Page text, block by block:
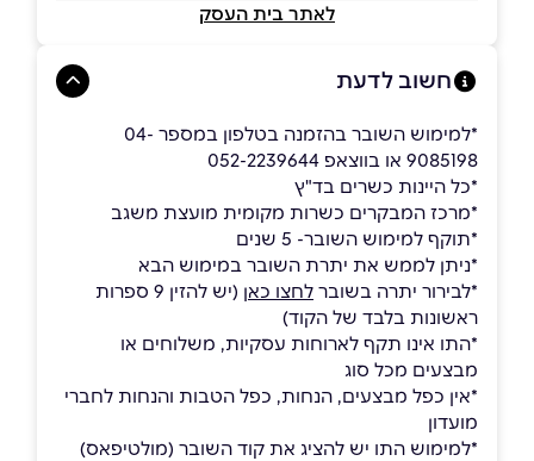
לאתר בית העסק
חשוב לדעת
*למימוש השובר בהזמנה בטלפון במספר 04-
9085198 או בווצאפ 052-2239644
*כל היינות כשרים בד"ץ
*מרכז המבקרים כשרות מקומית מועצת משגב
*תוקף למימוש השובר- 5 שנים
*ניתן לממש את יתרת השובר במימוש הבא
*לבירור יתרה בשובר לחצו כאן
(יש להזין 9 ספרות
ראשונות בלבד של הקוד)
*התו אינו תקף לארוחות עסקיות, משלוחים או
מבצעים מכל סוג
*אין כפל מבצעים, הנחות, כפל הטבות והנחות לחברי
מועדון
*למימוש התו יש להציג את קוד השובר (מולטיפאס)